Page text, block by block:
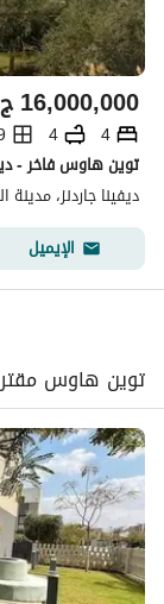
16,000,000
4
4
توين هاوس فاخر -
ديفينا جاردنز،
الإيميل
توين هاوس